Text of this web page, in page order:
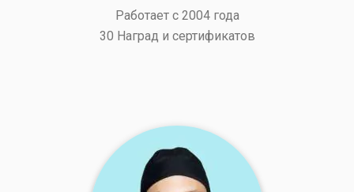
Работает с 2004 года
30 Наград и сертификатов